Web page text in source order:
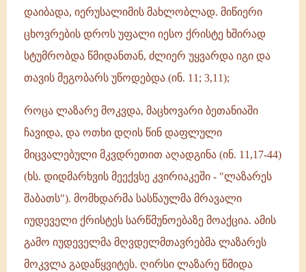
დაიბადა, იერუსალიმის მახლობლად. მიწიერი
ცხოვრების დროს უფალი იესო ქრისტე ხშირად
სტუმრობდა წმიდანთან, ძლიერ უყვარდა იგი და
თავის მეგობარს უწოდებდა (ინ. 11; 3,11);
როცა ლაზარე მოკვდა, მაცხოვარი ბეთანიაში
ჩავიდა, და ოთხი დღის წინ დაფლული
მიცვალებული მკვდრეთით აღადგინა (ინ. 11,17-44)
(ხს. დიდმარხვის მეექვსე კვირიაკეში - "ლაზარეს
შაბათს"). მომხდარმა სასწაულმა მრავალი
იუდეველი ქრისტეს სარწმუნოებაზე მოაქცია. ამის
გამო იუდეველმა მღვდელმთავრებმა ლაზარეს
მოკვლა გადაწყვიტეს. ღირსი ლაზარე წმიდა